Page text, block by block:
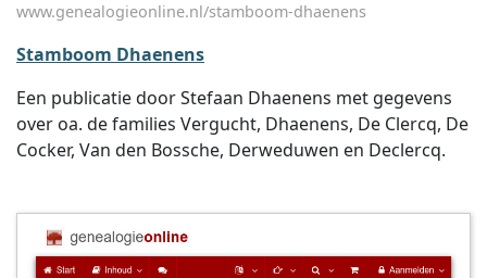
www.genealogieonline.nl/stamboom-dhaenens
Stamboom Dhaenens
Een publicatie door Stefaan Dhaenens met gegevens
over oa. de families Vergucht, Dhaenens, De Clercq, De
Cocker, Van den Bossche, Derweduwen en Declercq.